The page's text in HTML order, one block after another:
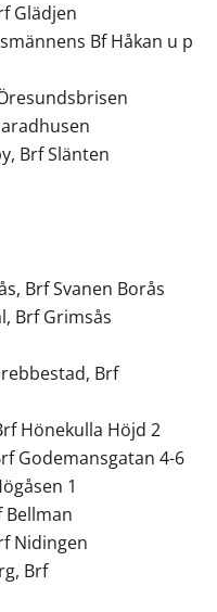
Glädjen
Bf Håkan u p
Brf Slänten
Brf Svanen Borås
Brf Grimsås
Brf
Hönekulla Höjd 2
Godemansgatan 4-6
1
Bellman
Nidingen
Brf